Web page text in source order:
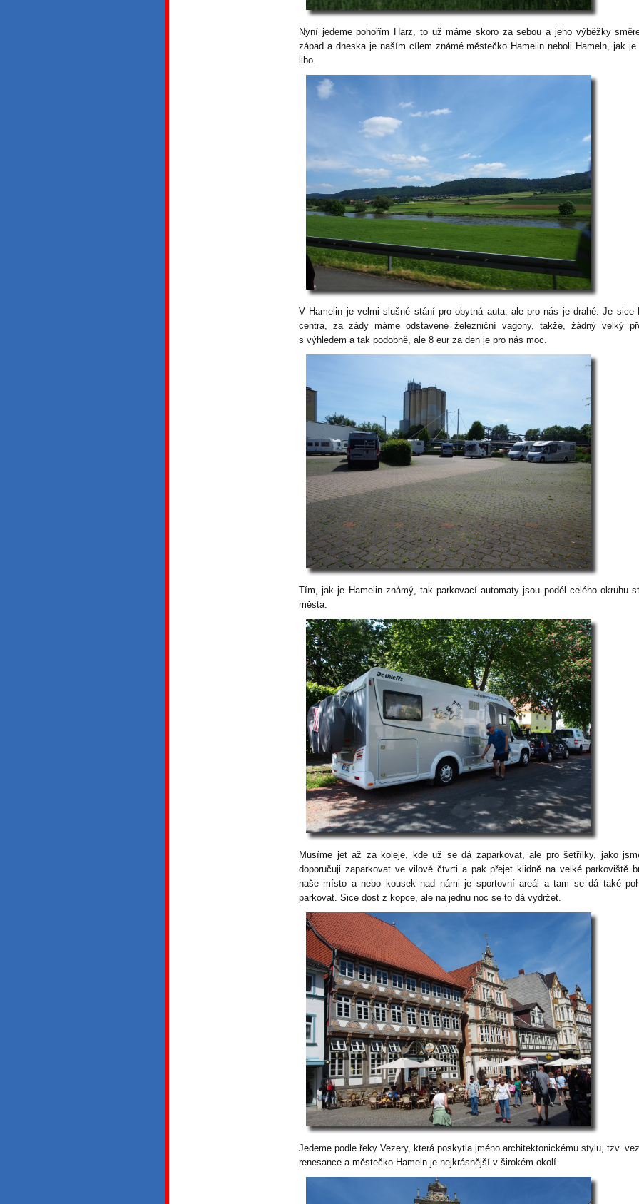
Nyní jedeme pohořím Harz, to už máme skoro za sebou a jeho výběžky
západ a dneska je naším cílem známé městečko Hamelin neboli Hameln, jak je
libo.
V Hamelin je velmi slušné stání pro obytná auta, ale pro nás je drahé. Je sice
centra, za zády máme odstavené železniční vagony, takže, žádný velký
s výhledem a tak podobně, ale 8 eur za den je pro nás moc.
Tím, jak je Hamelin známý, tak parkovací automaty jsou podél celého okruhu
města.
Musíme jet až za koleje, kde už se dá zaparkovat, ale pro šetřílky, jako
doporučuji zaparkovat ve vilové čtvrti a pak přejet klidně na velké parkoviště
naše místo a nebo kousek nad námi je sportovní areál a tam se dá také
parkovat. Sice dost z kopce, ale na jednu noc se to dá vydržet.
Jedeme podle řeky Vezery, která poskytla jméno architektonickému stylu, tzv.
renesance a městečko Hameln je nejkrásnější v širokém okolí.